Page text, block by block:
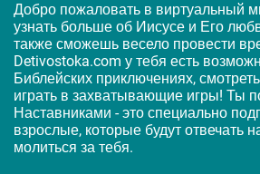
Добро пожаловать в виртуальный
узнать больше об Иисусе и Его
также сможешь весело провести
Detivostoka.com у тебя есть
Библейских приключениях,
играть в захватывающие игры! Ты
Наставниками - это специально
взрослые, которые будут отвечать
молиться за тебя.